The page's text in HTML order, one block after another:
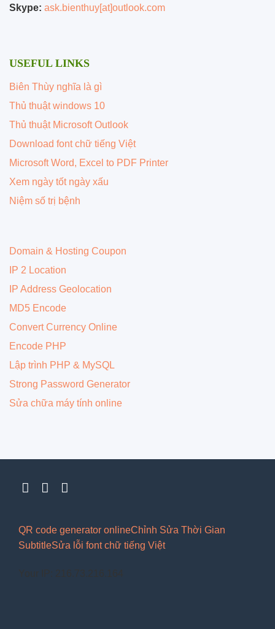
Skype: ask.bienthuy[at]outlook.com
USEFUL LINKS
Biên Thùy nghĩa là gì
Thủ thuật windows 10
Thủ thuật Microsoft Outlook
Download font chữ tiếng Việt
Microsoft Word, Excel to PDF Printer
Xem ngày tốt ngày xấu
Niệm số trị bệnh
Domain & Hosting Coupon
IP 2 Location
IP Address Geolocation
MD5 Encode
Convert Currency Online
Encode PHP
Lập trình PHP & MySQL
Strong Password Generator
Sửa chữa máy tính online
QR code generator onlineChỉnh Sửa Thời Gian
SubtitleSửa lỗi font chữ tiếng Việt